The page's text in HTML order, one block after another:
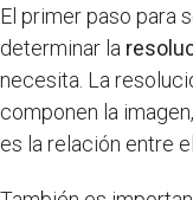
El primer paso para
determinar la
necesita. La
componen la
es la relación entre